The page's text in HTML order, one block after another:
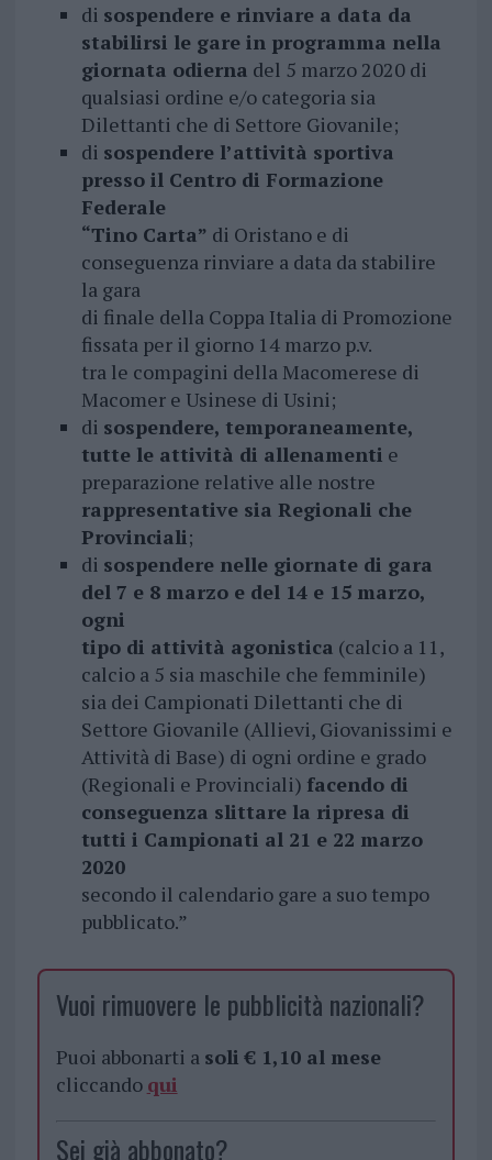
di sospendere e rinviare a data da
stabilirsi le gare in programma nella
giornata odierna del 5 marzo 2020 di
qualsiasi ordine e/o categoria sia
Dilettanti che di Settore Giovanile;
di sospendere l’attività sportiva
presso il Centro di Formazione
Federale
“Tino Carta” di Oristano e di
conseguenza rinviare a data da stabilire
la gara
di finale della Coppa Italia di Promozione
fissata per il giorno 14 marzo p.v.
tra le compagini della Macomerese di
Macomer e Usinese di Usini;
di sospendere, temporaneamente,
tutte le attività di allenamenti e
preparazione relative alle nostre
rappresentative sia Regionali che
Provinciali;
di sospendere nelle giornate di gara
del 7 e 8 marzo e del 14 e 15 marzo,
ogni
tipo di attività agonistica (calcio a 11,
calcio a 5 sia maschile che femminile)
sia dei Campionati Dilettanti che di
Settore Giovanile (Allievi, Giovanissimi e
Attività di Base) di ogni ordine e grado
(Regionali e Provinciali) facendo di
conseguenza slittare la ripresa di
tutti i Campionati al 21 e 22 marzo
2020
secondo il calendario gare a suo tempo
pubblicato.”
Vuoi rimuovere le pubblicità nazionali?
Puoi abbonarti a soli € 1,10 al mese
cliccando qui
Sei già abbonato?